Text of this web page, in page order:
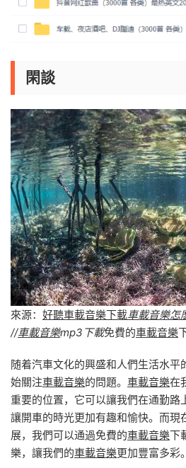
閑談
來源： 好聽車載音樂下載車載音樂怎
//車載音樂mp3下載免費的車載音樂
随着汽車文化的興盛和人們生活水平
始關注車載音樂的問題。 車載音樂在
重要的位置，它可以讓我們在通勤路
讓開車的時光更加有趣和愉快。而現
展，我們可以通過免費的車載音樂下
樂，讓我們的車載音樂更加豐富多彩。